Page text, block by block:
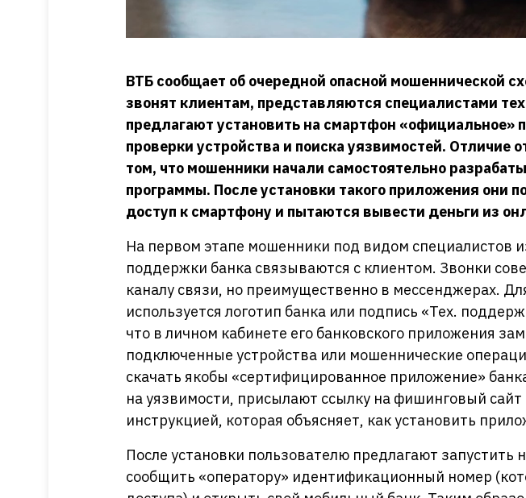
ВТБ сообщает об очередной опасной мошеннической
звонят клиентам, представляются специалистами
предлагают установить на смартфон «официальное»
проверки устройства и поиска уязвимостей. Отличие
том, что мошенники начали самостоятельно
программы. После установки такого приложения они
доступ к смартфону и пытаются вывести деньги из
На первом этапе мошенники под видом специалистов
поддержки банка связываются с клиентом. Звонки
каналу связи, но преимущественно в мессенджерах.
используется логотип банка или подпись «Тех.
что в личном кабинете его банковского приложения
подключенные устройства или мошеннические
скачать якобы «сертифицированное приложение»
на уязвимости, присылают ссылку на фишинговый сайт
инструкцией, которая объясняет, как установить
После установки пользователю предлагают запустить
сообщить «оператору» идентификационный номер